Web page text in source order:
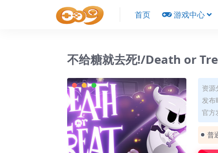
首页 游戏中心
不给糖就去死!/Death or
资
发布
官方
普